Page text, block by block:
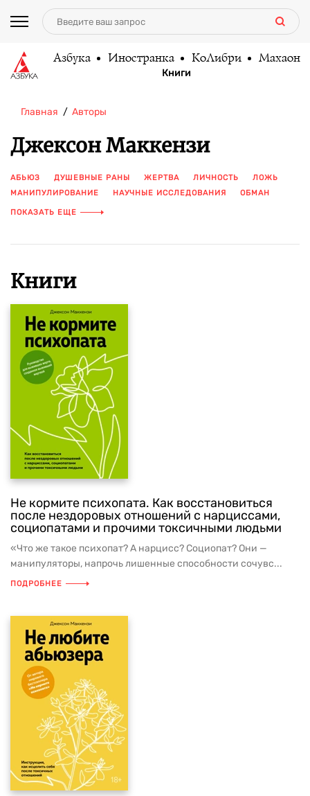
Азбука Иностранка КоЛибри Махаон
Книги
Главная Авторы
Джексон Маккензи
АБЬЮЗ ДУШЕВНЫЕ РАНЫ ЖЕРТВА ЛИЧНОСТЬ
ЛОЖЬ
МАНИПУЛИРОВАНИЕ
НАУЧНЫЕ ИССЛЕДОВАНИЯ
ОБМАН
ОТНОШЕНИЯ
ПСИХОЛОГИЧЕСКОЕ РАССТРОЙСТВО
ПОКАЗАТЬ ЕЩЕ
Книги
Не кормите психопата. Как восстановиться
после нездоровых отношений с нарциссами,
социопатами и прочими токсичными людьми
«Что же такое психопат? А нарцисс? Социопат? Они —
манипуляторы, напрочь лишенные способности сочувс...
ПОДРОБНЕЕ